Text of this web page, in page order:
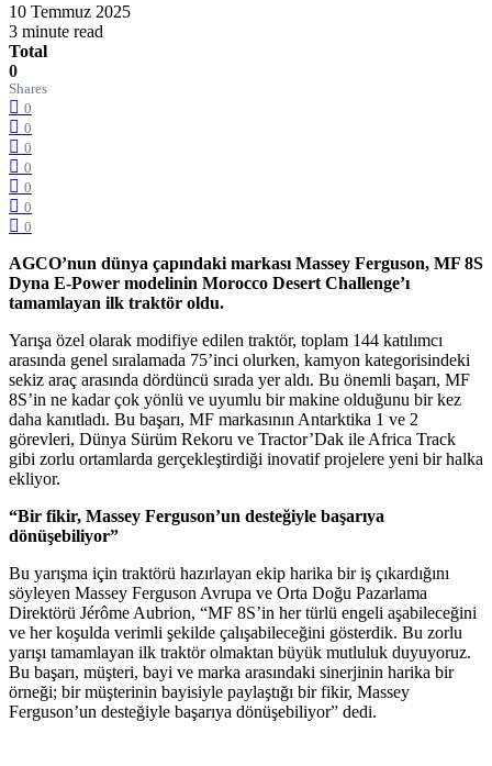
10 Temmuz 2025
3 minute read
Total
0
Shares
0
0
0
0
0
0
0
AGCO’nun dünya çapındaki markası Massey Ferguson, MF 8S
Dyna E-Power modelinin Morocco Desert Challenge’ı
tamamlayan ilk traktör oldu.
Yarışa özel olarak modifiye edilen traktör, toplam 144 katılımcı
arasında genel sıralamada 75’inci olurken, kamyon kategorisindeki
sekiz araç arasında dördüncü sırada yer aldı. Bu önemli başarı, MF
8S’in ne kadar çok yönlü ve uyumlu bir makine olduğunu bir kez
daha kanıtladı. Bu başarı, MF markasının Antarktika 1 ve 2
görevleri, Dünya Sürüm Rekoru ve Tractor’Dak ile Africa Track
gibi zorlu ortamlarda gerçekleştirdiği inovatif projelere yeni bir halka
ekliyor.
“Bir fikir, Massey Ferguson’un desteğiyle başarıya
dönüşebiliyor”
Bu yarışma için traktörü hazırlayan ekip harika bir iş çıkardığını
söyleyen Massey Ferguson Avrupa ve Orta Doğu Pazarlama
Direktörü Jérôme Aubrion, “MF 8S’in her türlü engeli aşabileceğini
ve her koşulda verimli şekilde çalışabileceğini gösterdik. Bu zorlu
yarışı tamamlayan ilk traktör olmaktan büyük mutluluk duyuyoruz.
Bu başarı, müşteri, bayi ve marka arasındaki sinerjinin harika bir
örneği; bir müşterinin bayisiyle paylaştığı bir fikir, Massey
Ferguson’un desteğiyle başarıya dönüşebiliyor” dedi.